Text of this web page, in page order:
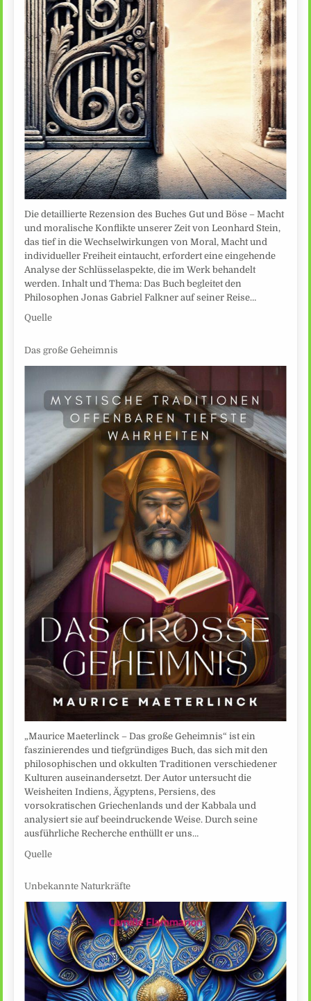
Die detaillierte Rezension des Buches Gut und Böse – Macht
und moralische Konflikte unserer Zeit von Leonhard Stein,
das tief in die Wechselwirkungen von Moral, Macht und
individueller Freiheit eintaucht, erfordert eine eingehende
Analyse der Schlüsselaspekte, die im Werk behandelt
werden. Inhalt und Thema: Das Buch begleitet den
Philosophen Jonas Gabriel Falkner auf seiner Reise…
Quelle
Das große Geheimnis
„Maurice Maeterlinck – Das große Geheimnis“ ist ein
faszinierendes und tiefgründiges Buch, das sich mit den
philosophischen und okkulten Traditionen verschiedener
Kulturen auseinandersetzt. Der Autor untersucht die
Weisheiten Indiens, Ägyptens, Persiens, des
vorsokratischen Griechenlands und der Kabbala und
analysiert sie auf beeindruckende Weise. Durch seine
ausführliche Recherche enthüllt er uns…
Quelle
Unbekannte Naturkräfte